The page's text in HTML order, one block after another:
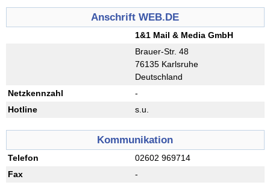
Anschrift WEB.DE
1&1 Mail & Media GmbH
Brauer-Str. 48
76135 Karlsruhe
Deutschland
Netzkennzahl
-
Hotline
s.u.
Kommunikation
Telefon
02602 969714
Fax
-